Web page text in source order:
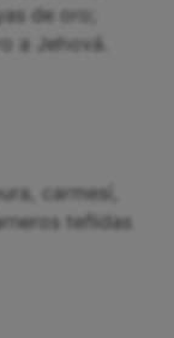
de oro;
a Jehová.
carmesí,
teñidas